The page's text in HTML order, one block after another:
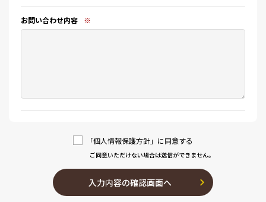
お問い合わせ内容 ※
「個人情報保護方針」に同意する
ご同意いただけない場合は送信ができません。
入力内容の確認画面へ